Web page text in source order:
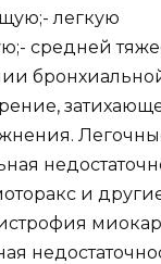
легкую
средней
и